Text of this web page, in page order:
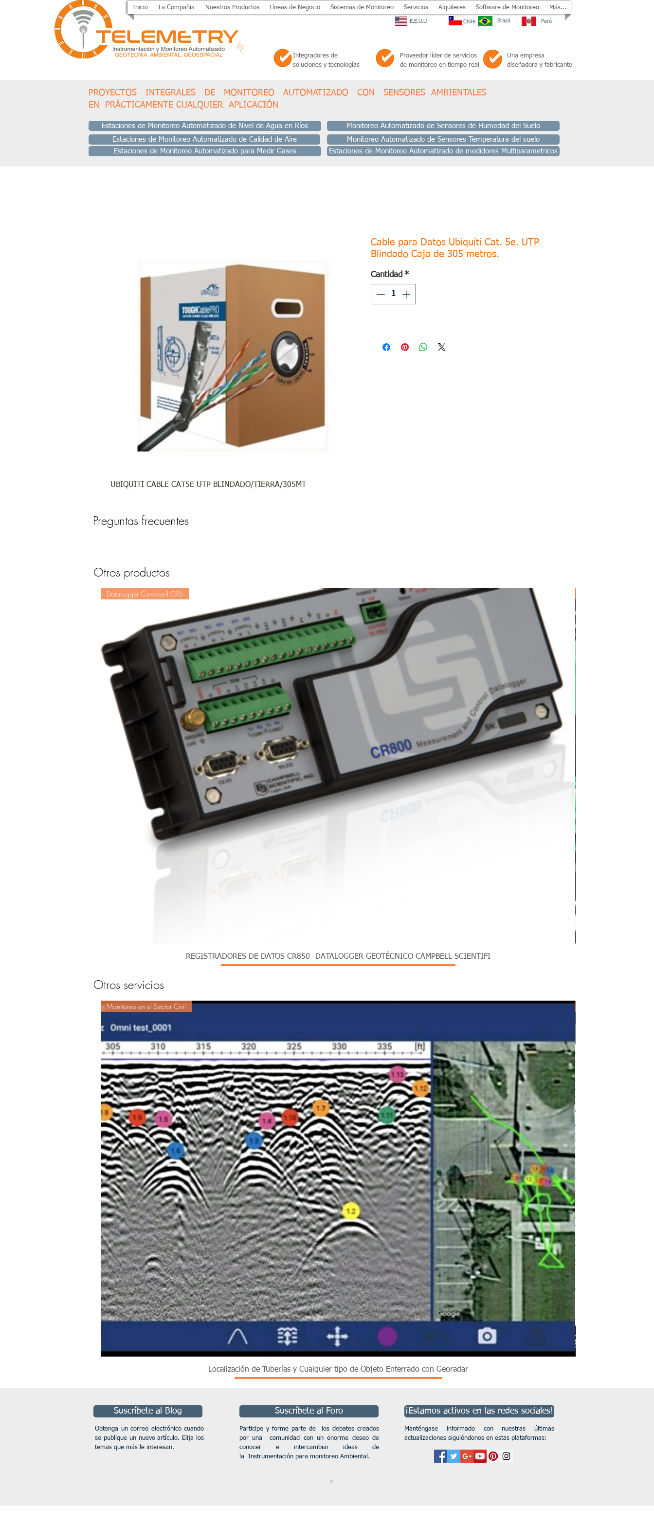
E.E.U.U
Inicio La Compañia Nuestros Productos Líneas de Negocio Sistemas de Monitoreo Servicios Alquileres Software de Monitoreo Más...
Chile Brasil Perú
Integradores de
soluciones y tecnologías
Proveedor líder de servicios
de monitoreo en tiempo real
Una empresa
diseñadora y fabricante
PROYECTOS INTEGRALES DE MONITOREO AUTOMATIZADO CON SENSORES AMBIENTALES
EN PRÁCTICAMENTE CUALQUIER APLICACIÓN
Estaciones de Monitoreo Automatizado de Nivel de Agua en Ríos
Estaciones de Monitoreo Automatizado de Calidad de Aire
Estaciones de Monitoreo Automatizado para Medir Gases
Monitoreo Automatizado de Sensores de Humedad del Suelo
Monitoreo Automatizado de Sensores Temperatura del suelo
Estaciones de Monitoreo Automatizado de medidores Multiparametricos
UBIQUITI CABLE CAT5E UTP BLINDADO/TIERRA/305MT
Cable para Datos Ubiquiti Cat. 5e. UTP
Blindado Caja de 305 metros.
Cantidad *
Preguntas frecuentes
Otros productos
Vista rápida
Datalogger Campbell CR6
REGISTRADORES DE DATOS CR850 -DATALOGGER GEOTÉCNICO CAMPBELL SCIENTIFI
Otros servicios
Vista rápida
Monitoreo en el Sector Civil
Localización de Tuberías y Cualquier tipo de Objeto Enterrado con Georadar
Suscríbete al Blog
Obtenga un correo electrónico cuando
se publique un nuevo artículo. Elija los
temas que más le interesan.
Participe y forme parte de los debates creados
por una comunidad con un enorme deseo de
conocer e intercambiar ideas de
la Instrumentación para monitoreo Ambiental.
Suscríbete al Foro ¡Estamos activos en las redes sociales!
Manténgase informado con nuestras últimas
actualizaciones siguiéndonos en estas plataformas: